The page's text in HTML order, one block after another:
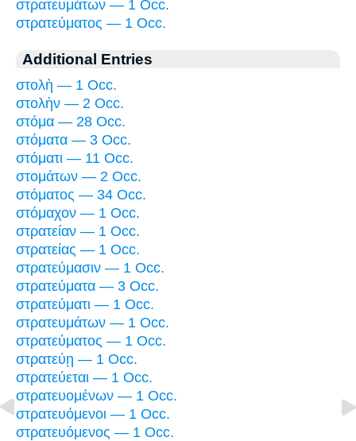
στρατευμάτων — 1 Occ.
στρατεύματος — 1 Occ.
Additional Entries
στολὴ — 1 Occ.
στολὴν — 2 Occ.
στόμα — 28 Occ.
στόματα — 3 Occ.
στόματι — 11 Occ.
στομάτων — 2 Occ.
στόματος — 34 Occ.
στόμαχον — 1 Occ.
στρατείαν — 1 Occ.
στρατείας — 1 Occ.
στρατεύμασιν — 1 Occ.
στρατεύματα — 3 Occ.
στρατεύματι — 1 Occ.
στρατευμάτων — 1 Occ.
στρατεύματος — 1 Occ.
στρατεύῃ — 1 Occ.
στρατεύεται — 1 Occ.
στρατευομένων — 1 Occ.
στρατευόμενοι — 1 Occ.
στρατευόμενος — 1 Occ.